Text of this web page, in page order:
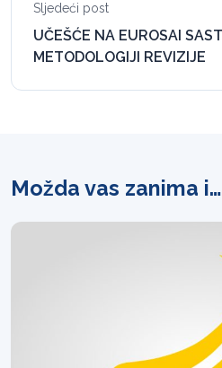
Sljedeći post
UČEŠĆE NA EUROSAI
METODOLOGIJI REVIZIJE
Možda vas zanima i…